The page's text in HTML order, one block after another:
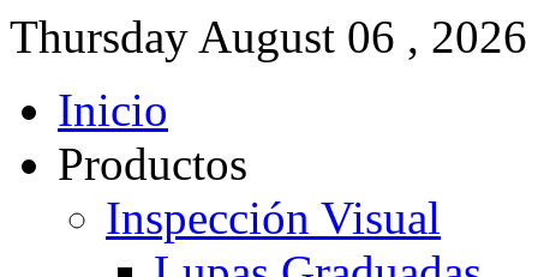
Thursday August 06 , 2026
Inicio
Productos
Inspección Visual